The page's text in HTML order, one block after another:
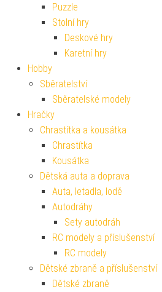
Puzzle
Stolní hry
Deskové hry
Karetní hry
Hobby
Sběratelství
Sběratelské modely
Hračky
Chrastítka a kousátka
Chrastítka
Kousátka
Dětská auta a doprava
Auta, letadla, lodě
Autodráhy
Sety autodráh
RC modely a příslušenství
RC modely
Dětské zbraně a příslušenství
Dětské zbraně